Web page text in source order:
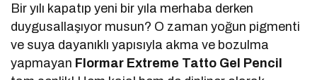
Bir yılı kapatıp yeni bir yıla merhaba derken
duygusallaşıyor musun? O zaman yoğun pigmenti
ve suya dayanıklı yapısıyla akma ve bozulma
yapmayan Flormar Extreme Tatto Gel Pencil